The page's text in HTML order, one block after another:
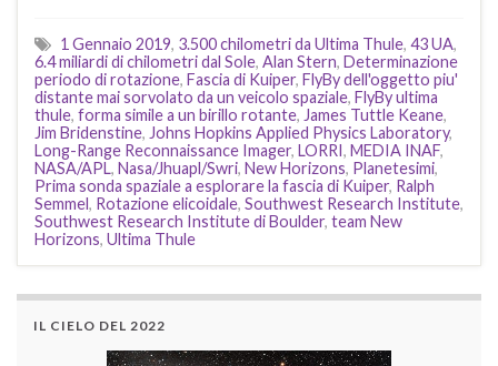
1 Gennaio 2019, 3.500 chilometri da Ultima Thule, 43 UA,
6.4 miliardi di chilometri dal Sole, Alan Stern, Determinazione
periodo di rotazione, Fascia di Kuiper, FlyBy dell'oggetto piu'
distante mai sorvolato da un veicolo spaziale, FlyBy ultima
thule, forma simile a un birillo rotante, James Tuttle Keane,
Jim Bridenstine, Johns Hopkins Applied Physics Laboratory,
Long-Range Reconnaissance Imager, LORRI, MEDIA INAF,
NASA/APL, Nasa/Jhuapl/Swri, New Horizons, Planetesimi,
Prima sonda spaziale a esplorare la fascia di Kuiper, Ralph
Semmel, Rotazione elicoidale, Southwest Research Institute,
Southwest Research Institute di Boulder, team New
Horizons, Ultima Thule
IL CIELO DEL 2022